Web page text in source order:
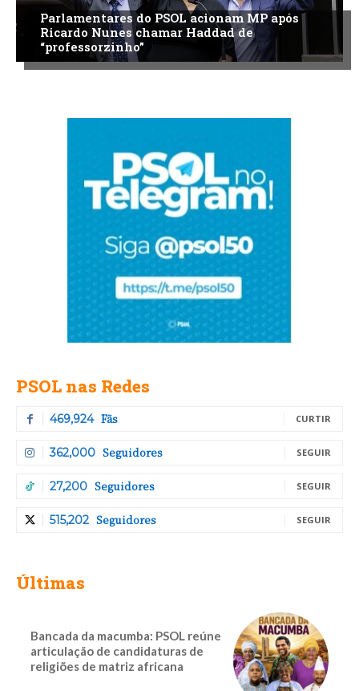
Parlamentares do PSOL acionam MP após
Ricardo Nunes chamar Haddad de
“professorzinho”
PSOL nas Redes
469,924 Fãs CURTIR
362,000 Seguidores SEGUIR
27,200 Seguidores SEGUIR
515,202 Seguidores SEGUIR
Últimas
Bancada da macumba: PSOL reúne
articulação de candidaturas de
religiões de matriz africana